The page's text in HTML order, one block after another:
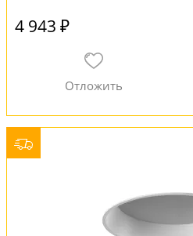
4 943 ₽